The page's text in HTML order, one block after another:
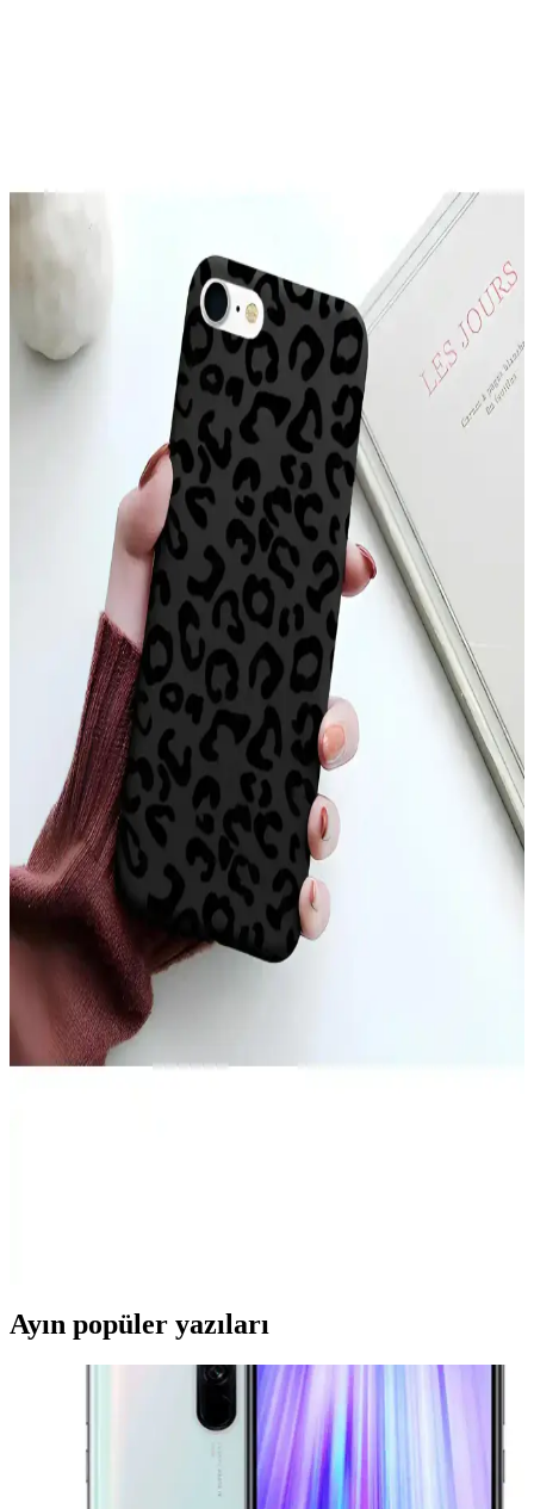
Sağlayan İnce Tasarım
McStorey MacBook Air Kılıfı, yüksek kaliteli TPU malzemeden
üretilmiş, şık tasarımıyla cihazınızı çizik ve darbelere karşı korur,
hafif ve estetik yapısıyla kullanım kolaylığı sağlar.
YoungKit Apple iPhone 14 Pro Max Kılıfı:
Dayanıklı ve Estetik Koruma Çözümü
YoungKit iPhone 14 Pro Max kılıfı, dayanıklı malzeme ve şeffaf
tasarımıyla üstün koruma sağlar, estetik ve fonksiyonelliği bir arada
sunar, çevre dostudur ve manyetik şarj uyumludur.
Xiaomi Mi 11 Ultra için Şık ve Koruyucu Altın
Kenarlı Silikon Kılıf
Parlak altın detaylar ve dayanıklı silikon malzeme ile Xiaomi Mi 11
Ultra'nızı şık ve güvenle koruyan kılıf, çeşitli renk seçenekleriyle
tarzınıza uygun alternatifler sunar.
Apple iPhone 11 Pro Max için şık ve dayanıklı TPU
malzemeden koruyucu kılıf
Şeffaf ve renkli tasarımıyla dikkat çeken Case 4U Omega Kapak,
dayanıklı TPU malzemeden üretilmiş olup, telefonunuzu estetik ve
fonksiyonellik açısından üstün seviyede korur.
iPhone 17 Pro Max Arka Yüzeyindeki Çizgilerin
Nedenleri ve Çözüm Yolları
iPhone 17 Pro Max arka yüzeyinde oluşan ince çizgiler, kılıf baskısı,
ısı etkisi ve MagSafe aksesuarları nedeniyle ortaya çıkabilir.
Temizlik ve doğru kılıf seçimi çizgilerin önlenmesinde önemlidir.
iPhone 11 Sarı Kılıf Seçenekleri ve Özellikleri:
Estetik ve Koruma Avantajları
iPhone 11 sarı kılıf seçenekleri, estetik ve koruma özellikleriyle öne
çıkar. Silikon, TPU ve deri modelleri, şık tasarım ve dayanıklılık
Ayın popüler yazıları